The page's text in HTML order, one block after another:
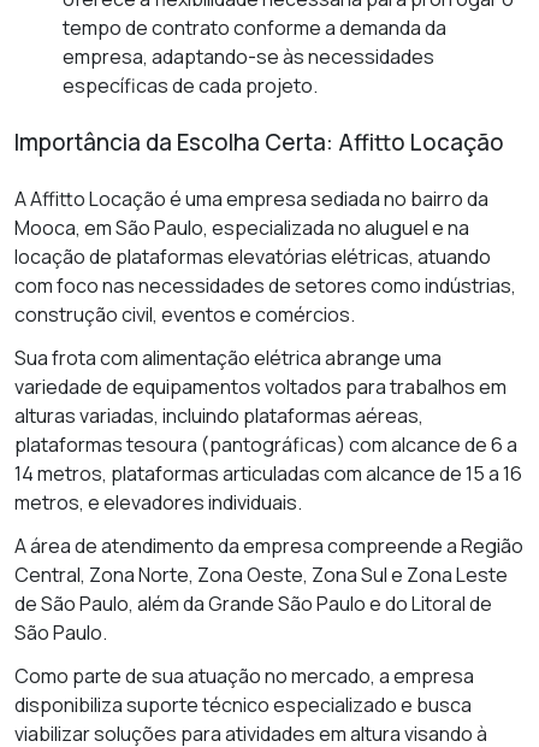
tempo de contrato conforme a demanda da
empresa, adaptando-se às necessidades
específicas de cada projeto.
Importância da Escolha Certa: Affitto Locação
A Affitto Locação é uma empresa sediada no bairro da
Mooca, em São Paulo, especializada no aluguel e na
locação de plataformas elevatórias elétricas, atuando
com foco nas necessidades de setores como indústrias,
construção civil, eventos e comércios.
Sua frota com alimentação elétrica abrange uma
variedade de equipamentos voltados para trabalhos em
alturas variadas, incluindo plataformas aéreas,
plataformas tesoura (pantográficas) com alcance de 6 a
14 metros, plataformas articuladas com alcance de 15 a 16
metros, e elevadores individuais.
A área de atendimento da empresa compreende a Região
Central, Zona Norte, Zona Oeste, Zona Sul e Zona Leste
de São Paulo, além da Grande São Paulo e do Litoral de
São Paulo.
Como parte de sua atuação no mercado, a empresa
disponibiliza suporte técnico especializado e busca
viabilizar soluções para atividades em altura visando à